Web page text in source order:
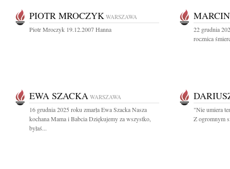
PIOTR MROCZYK WARSZAWA
Piotr Mroczyk 19.12.2007 Hanna
22 grudnia
rocznica
EWA SZACKA WARSZAWA
16 grudnia 2025 roku zmarła Ewa Szacka Nasza
kochana Mama i Babcia Dziękujemy za wszystko,
byłaś...
"Nie umiera
Z ogromnym